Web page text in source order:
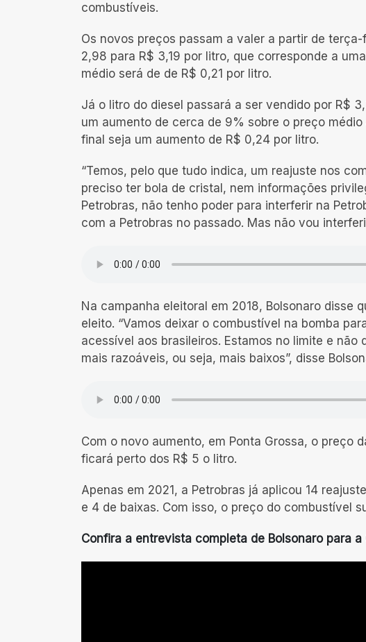
combustíveis.
Os novos preços passam a valer a partir de
2,98 para R$ 3,19 por litro, que corresponde a
médio será de de R$ 0,21 por litro.
Já o litro do diesel passará a ser vendido por R$
um aumento de cerca de 9% sobre o preço
final seja um aumento de R$ 0,24 por litro.
“Temos, pelo que tudo indica, um reajuste nos
preciso ter bola de cristal, nem informações
Petrobras, não tenho poder para interferir na
com a Petrobras no passado. Mas não vou
Na campanha eleitoral em 2018, Bolsonaro disse
eleito. “Vamos deixar o combustível na bomba
acessível aos brasileiros. Estamos no limite e
mais razoáveis, ou seja, mais baixos”, disse
Com o novo aumento, em Ponta Grossa, o preço
ficará perto dos R$ 5 o litro.
Apenas em 2021, a Petrobras já aplicou 14
e 4 de baixas. Com isso, o preço do combustível
Confira a entrevista completa de Bolsonaro para a